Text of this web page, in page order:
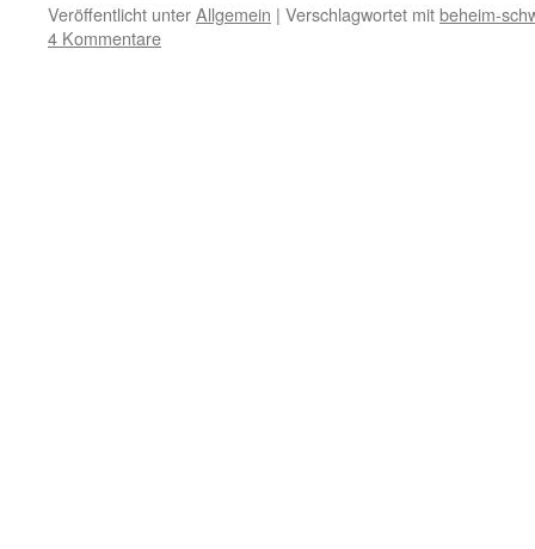
Veröffentlicht unterAllgemein | Verschlagwortet mitbeheim-
4 Kommentare